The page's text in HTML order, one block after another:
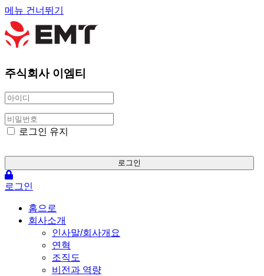
메뉴 건너뛰기
주식회사 이엠티
로그인 유지
로그인
로그인
홈으로
회사소개
인사말/회사개요
연혁
조직도
비전과 역량